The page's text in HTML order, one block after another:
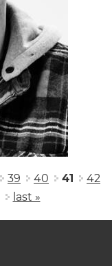
39 40 41
42
last »